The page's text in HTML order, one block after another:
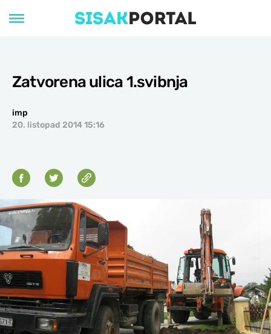
Zatvorena ulica 1.svibnja
imp
20. listopad 2014 15:16